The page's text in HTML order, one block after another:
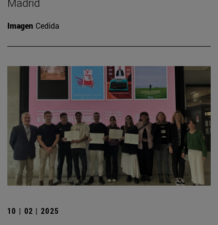
Imagen Cedida
10 | 02 | 2025